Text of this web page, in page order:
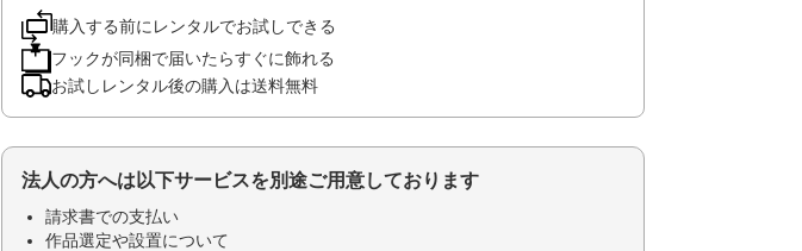
購入する前にレンタルでお試しできる
フックが同梱で届いたらすぐに飾れる
お試しレンタル後の購入は送料無料
法人の方へは以下サービスを別途ご用意しております
請求書での支払い
作品選定や設置について